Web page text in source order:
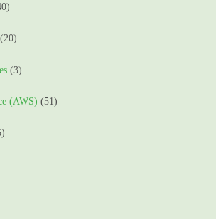
(20)
(3)
(AWS) (51)